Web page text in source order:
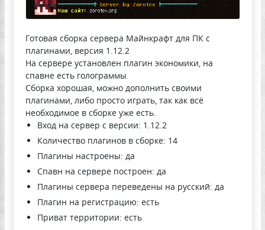
Готовая сборка сервера Майнкрафт для ПК с
плагинами, версия 1.12.2
На сервере установлен плагин экономики, на
спавне есть голограммы.
Сборка хорошая, можно дополнить своими
плагинами, либо просто играть, так как всё
необходимое в сборке уже есть.
Вход на сервер с версии: 1.12.2
Количество плагинов в сборке: 14
Плагины настроены: да
Спавн на сервере построен: да
Плагины сервера переведены на русский: да
Плагин на регистрацию: есть
Приват территории: есть